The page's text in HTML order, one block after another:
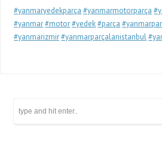
#yanmaryedekparça #yanmarmotorparça
#yanmar#motor#yedek#parça
#yanmarizmir#yanmarparçalarıistanbul